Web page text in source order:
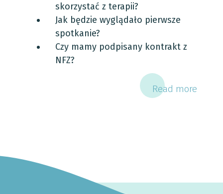
skorzystać z terapii?
Jak będzie wyglądało pierwsze
spotkanie?
Czy mamy podpisany kontrakt z
NFZ?
Read more